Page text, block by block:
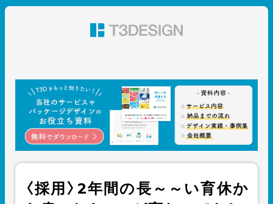
ン 株式会社T3デザイン
〈採用〉2年間の長～～い育休か